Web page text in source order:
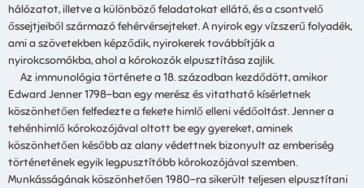
hálózatot, illetve a különböző feladatokat ellátó, és a csontvelő
őssejtjeiből származó fehérvérsejteket. A nyirok egy vízszerű folyadék,
ami a szövetekben képződik, nyirokerek továbbítják a
nyirokcsomókba, ahol a kórokozók elpusztítása zajlik.
Az immunológia története a 18. században kezdődött, amikor
Edward Jenner 1798-ban egy merész és vitatható kísérletnek
köszönhetően felfedezte a fekete himlő elleni védőoltást. Jenner a
tehénhimlő kórokozójával oltott be egy gyereket, aminek
köszönhetően később az alany védettnek bizonyult az emberiség
történetének egyik legpusztítóbb kórokozójával szemben.
Munkásságának köszönhetően 1980-ra sikerült teljesen elpusztítani